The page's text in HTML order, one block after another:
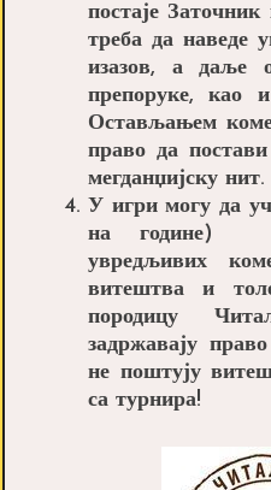
постајеЗаточник
треба да наведе
изазов, а даље
препоруке, као
Остављањем
право да
мегданџијску нит.
У игри могу да
на године)
увредљивих
витештва и
породицу
задржавају
не поштују
са турнира!